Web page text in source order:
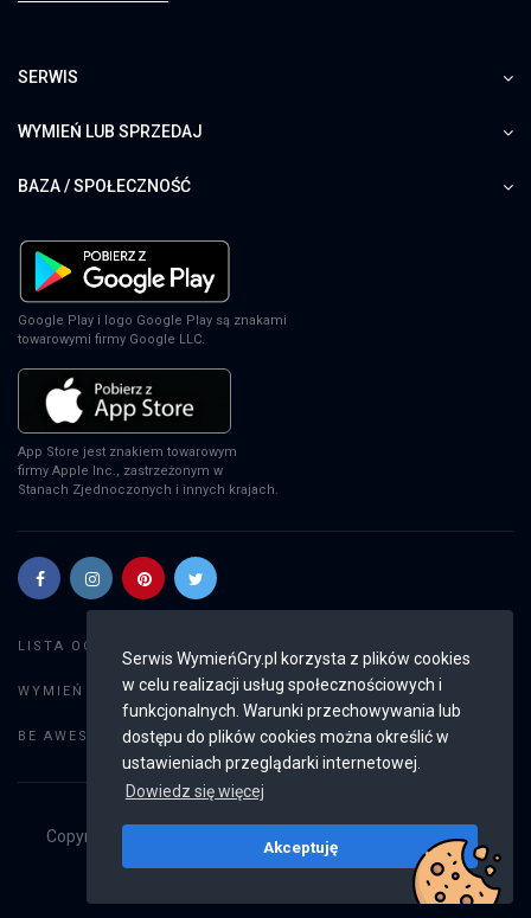
Serwis WymieńGry.pl korzysta z plików cookies
w celu realizacji usług społecznościowych i
funkcjonalnych. Warunki przechowywania lub
dostępu do plików cookies można określić w
ustawieniach przeglądarki internetowej.
Dowiedz się więcej
Akceptuję
SERWIS
WYMIEŃ LUB SPRZEDAJ
BAZA / SPOŁECZNOŚĆ
Google Play i logo Google Play są znakami
towarowymi firmy Google LLC.
App Store jest znakiem towarowym
firmy Apple Inc., zastrzeżonym w
Stanach Zjednoczonych i innych krajach.
LISTA OGŁOSZEŃ:
WYMIEŃ GRY: Dodaj ogłoszenie
BE AWESOME: Weryfikacja konta
Copyright © 2019 - 2026
Wszystkie prawa
v2.8.3